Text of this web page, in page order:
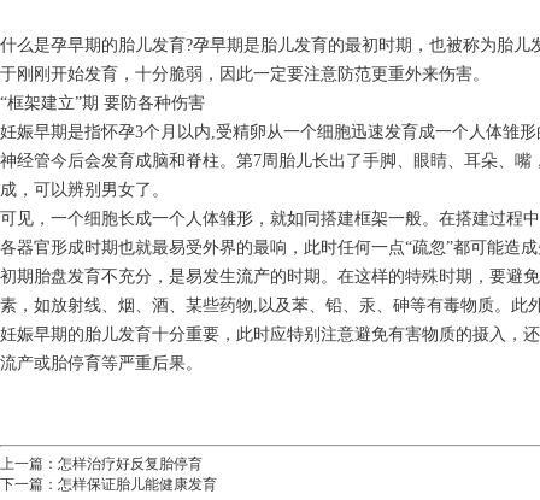
什么是孕早期的胎儿发育?孕早期是胎儿发育的最初时期，也被称为胎儿
于刚刚开始发育，十分脆弱，因此一定要注意防范更重外来伤害。
“框架建立”期 要防各种伤害
妊娠早期是指怀孕3个月以内,受精卵从一个细胞迅速发育成一个人体雏
神经管今后会发育成脑和脊柱。第7周胎儿长出了手脚、眼睛、耳朵、
成，可以辨别男女了。
可见，一个细胞长成一个人体雏形，就如同搭建框架一般。在搭建过程
各器官形成时期也就最易受外界的最响，此时任何一点“疏忽”都可能造
初期胎盘发育不充分，是易发生流产的时期。在这样的特殊时期，要避
素，如放射线、烟、酒、某些药物,以及苯、铅、汞、砷等有毒物质。此
妊娠早期的胎儿发育十分重要，此时应特别注意避免有害物质的摄入，
流产或胎停育等严重后果。
上一篇： 怎样治疗好反复胎停育
下一篇： 怎样保证胎儿能健康发育